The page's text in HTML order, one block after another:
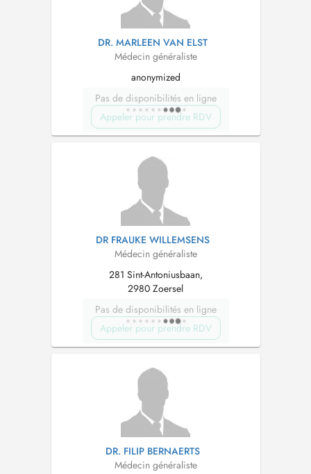
DR. MARLEEN VAN ELST
Médecin généraliste
anonymized
Pas de disponibilités en ligne
Appeler pour prendre RDV
DR FRAUKE WILLEMSENS
Médecin généraliste
281 Sint-Antoniusbaan,
2980 Zoersel
Pas de disponibilités en ligne
Appeler pour prendre RDV
DR. FILIP BERNAERTS
Médecin généraliste